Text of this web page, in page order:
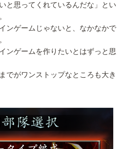
と思ってくれているんだな」とい
ンゲームじゃないと、なかなかで
ンゲームを作りたいとはずっと思
でがワンストップなところも大き